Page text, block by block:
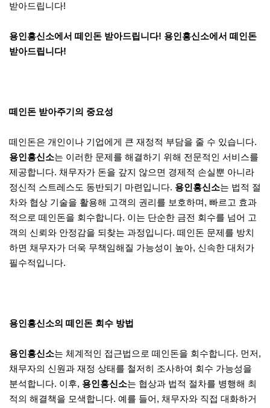
받아드립니다!
용인흥신소에서 떼인돈 받아드립니다! 용인흥신소에서 떼인돈
받아드립니다!
떼인돈 받아주기의 중요성
떼인돈은 개인이나 기업에게 큰 재정적 부담을 줄 수 있습니다.
용인흥신소는 이러한 문제를 해결하기 위해 전문적인 서비스를
제공합니다. 채무자가 돈을 갚지 않으면 경제적 손실뿐 아니라
정신적 스트레스도 동반되기 마련입니다. 용인흥신소는 법적 절
차와 협상 기술을 활용해 고객의 권리를 보호하며, 빠르고 효과
적으로 떼인돈을 회수합니다. 이는 단순한 금전 회수를 넘어 고
객의 신뢰와 안정감을 되찾는 과정입니다. 떼인돈 문제를 방치
하면 채무자가 더욱 무책임해질 가능성이 높아, 신속한 대처가
필수적입니다.
용인흥신소의 떼인돈 회수 방법
용인흥신소는 체계적인 접근법으로 떼인돈을 회수합니다. 먼저,
채무자의 신원과 재정 상태를 철저히 조사하여 회수 가능성을
분석합니다. 이후, 용인흥신소는 협상과 법적 절차를 병행해 최
적의 해결책을 모색합니다. 예를 들어, 채무자와 직접 대화하거